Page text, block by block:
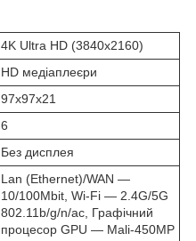
4K Ultra HD (3840x2160)
HD медіаплеєри
97x97x21
6
Без дисплея
Lan (Ethernet)/WAN —
10/100Mbit, Wi-Fi — 2.4G/5G
802.11b/g/n/ac, Графічний
процесор GPU — Mali-450MP